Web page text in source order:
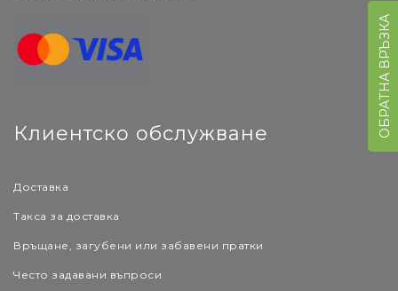
ОБРАТНА ВРЪЗКА
Клиентско обслужване
Доставка
Такса за доставка
Връщане, загубени или забавени пратки
Често задавани въпроси